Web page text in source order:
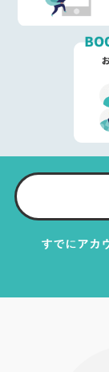
すでにアカ